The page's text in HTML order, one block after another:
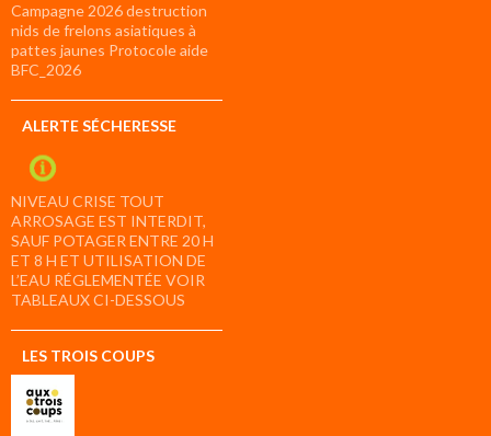
Campagne 2026 destruction
nids de frelons asiatiques à
pattes jaunes Protocole aide
BFC_2026
ALERTE SÉCHERESSE
NIVEAU CRISE TOUT
ARROSAGE EST INTERDIT,
SAUF POTAGER ENTRE 20 H
ET 8 H ET UTILISATION DE
L’EAU RÉGLEMENTÉE VOIR
TABLEAUX CI-DESSOUS
LES TROIS COUPS